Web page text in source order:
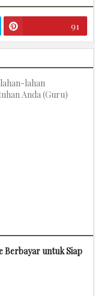
91
lahan
Anda (Guru)
Berbayar untuk Siap